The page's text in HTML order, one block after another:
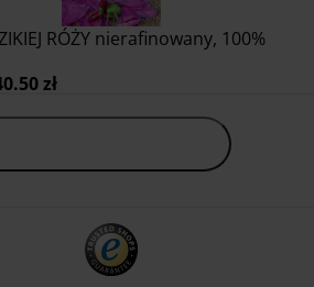
RÓŻY nierafinowany, 100%
złAktualna
wynosi: